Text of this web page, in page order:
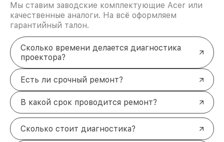
Мы ставим заводские комплектующие Acer или
качественные аналоги. На всё оформляем
гарантийный талон.
Сколько времени делается диагностика
проектора?
Есть ли срочный ремонт?
В какой срок проводится ремонт?
Сколько стоит диагностика?